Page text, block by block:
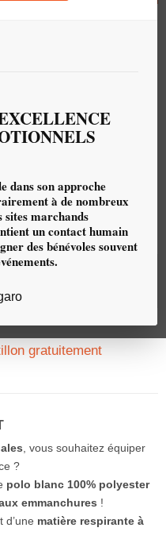
dans son approche
à de nombreux
marchands
un contact humain
des bénévoles souvent
- 170
s'entendent : PU
1 position
à tout moment en
change (dollars US), du
semaines
et + 200 et +
gratuitement
, vous souhaitez équiper
?
polo blanc 100% polyester
emmanchures !
matière respirante à